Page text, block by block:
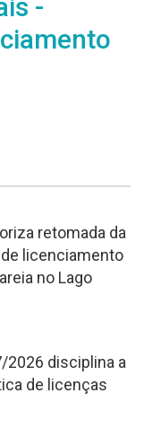
-
retomada da
licenciamento
no Lago
2026 disciplina a
de licenças